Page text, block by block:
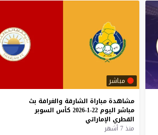
مباشر
مشاهدة مباراة الشارقة والغرافة بث
مباشر اليوم 22-1-2026 كأس السوبر
القطري الإماراتي
منذ 7 أشهر